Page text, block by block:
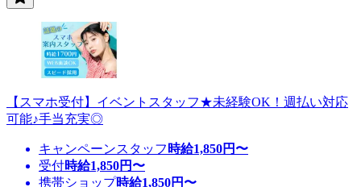
【スマホ受付】イベントスタッフ★未経験OK！週払い対応
可能♪手当充実◎
キャンペーンスタッフ 時給1,850円〜
受付時給1,850円〜
携帯ショップ時給1,850円〜